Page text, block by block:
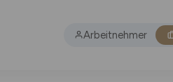
Arbeitnehmer